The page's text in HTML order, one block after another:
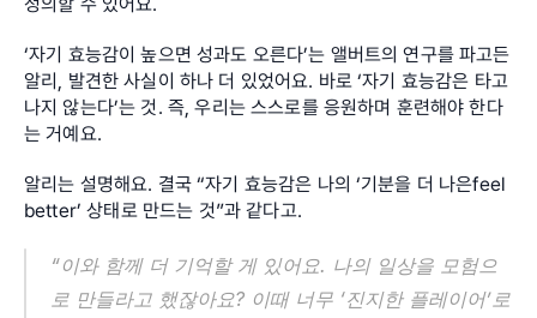
‘자기 효능감이 높으면 성과도 오른다’는 앨버트의 연구를 파고든
알리, 발견한 사실이 하나 더 있었어요. 바로 ‘자기 효능감은 타고
나지 않는다’는 것. 즉, 우리는 스스로를 응원하며 훈련해야 한다
는 거예요.
알리는 설명해요. 결국 “자기 효능감은 나의 ‘기분을 더 나은feel
better’ 상태로 만드는 것”과 같다고.
“이와 함께 더 기억할 게 있어요. 나의 일상을 모험으
로 만들라고 했잖아요? 이때 너무 ‘진지한 플레이어’로